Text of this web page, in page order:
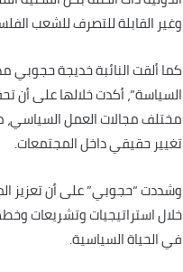
وغير القابلة للتصرف للشعب
كما ألقت النائبة خديجة حجوبي
السياسة”، أكدت خلالها على أن
مختلف مجالات العمل
تغيير حقيقي داخل المجتمعات.
وشددت “حجوبي” على أن تعزيز
خلال استراتيجيات وتشريعات
في الحياة السياسية.